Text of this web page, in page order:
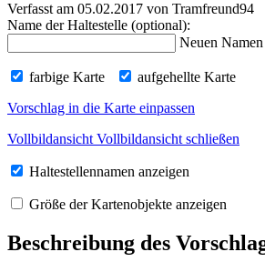
Verfasst am 05.02.2017 von Tramfreund94
Name der Haltestelle (optional):
Neuen Namen
farbige Karte
aufgehellte Karte
Vorschlag in die Karte einpassen
Vollbildansicht Vollbildansicht schließen
Haltestellennamen anzeigen
Größe der Kartenobjekte anzeigen
Beschreibung des